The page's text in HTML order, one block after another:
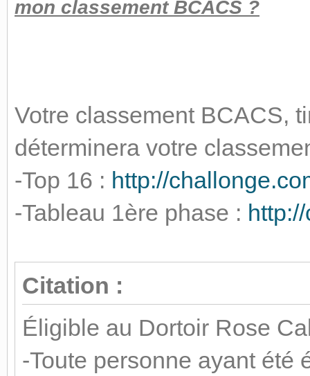
mon classement BCACS ?
Votre classement BCACS,
déterminera votre
-Top 16 : http://
-Tableau 1ère phase :
Citation :
Éligible au Dortoir Rose
-Toute personne ayant été